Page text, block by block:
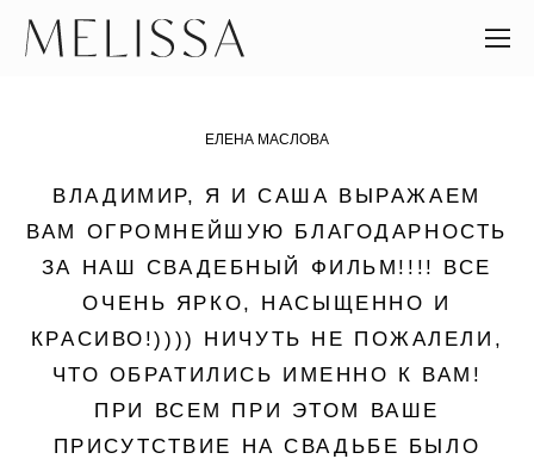
ЕЛЕНА МАСЛОВА
ВЛАДИМИР, Я И САША ВЫРАЖАЕМ
ВАМ ОГРОМНЕЙШУЮ БЛАГОДАРНОСТЬ
ЗА НАШ СВАДЕБНЫЙ ФИЛЬМ!!!! ВСЕ
ОЧЕНЬ ЯРКО, НАСЫЩЕННО И
КРАСИВО!)))) НИЧУТЬ НЕ ПОЖАЛЕЛИ,
ЧТО ОБРАТИЛИСЬ ИМЕННО К ВАМ!
ПРИ ВСЕМ ПРИ ЭТОМ ВАШЕ
ПРИСУТСТВИЕ НА СВАДЬБЕ БЫЛО